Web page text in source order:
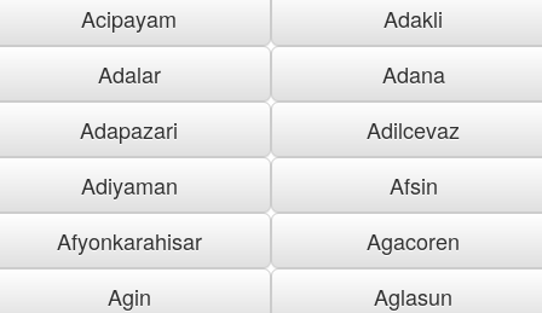
Acipayam
Adakli
Adalar
Adana
Adapazari
Adilcevaz
Adiyaman
Afsin
Afyonkarahisar
Agacoren
Agin
Aglasun